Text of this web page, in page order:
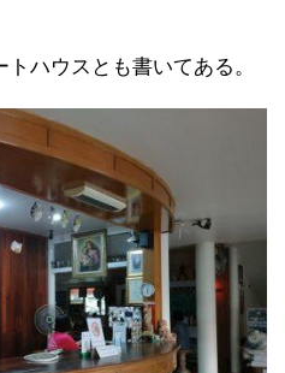
ハウスとも書いてある。